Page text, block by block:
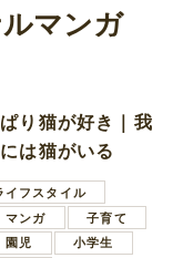
マンガ
ぱり猫が好き｜我
は猫がいる
イフスタイル
マンガ
子育て
園児
小学生